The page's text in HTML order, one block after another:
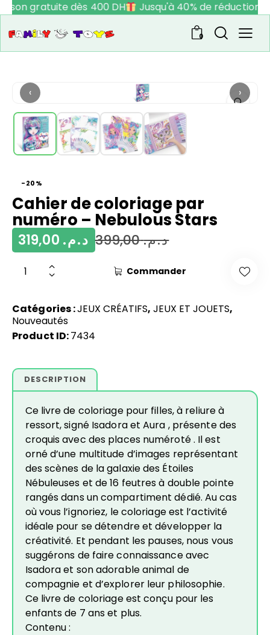
gratuite dès 400 DH Jusqu'à 40% de réduction
0
‹ ›
-20%
Cahier de coloriage par
numéro – Nebulous Stars
د.م.399,00 د.م.
Commander
Catégories :JEUX CRÉATIFS, JEUX ET JOUETS,
Nouveautés
Product ID:7434
DESCRIPTION
Ce livre de coloriage pour filles, à reliure à
ressort, signé Isadora et Aura , présente des
croquis avec des places numéroté . Il est
orné d’une multitude d’images représentant
des scènes de la galaxie des Étoiles
Nébuleuses et de 16 feutres à double pointe
rangés dans un compartiment dédié. Au cas
où vous l’ignoriez, le coloriage est l’activité
idéale pour se détendre et développer la
créativité. Et pendant les pauses, nous vous
suggérons de faire connaissance avec
Isadora et son adorable animal de
compagnie et d’explorer leur philosophie.
Ce livre de coloriage est conçu pour les
enfants de 7 ans et plus.
Contenu :